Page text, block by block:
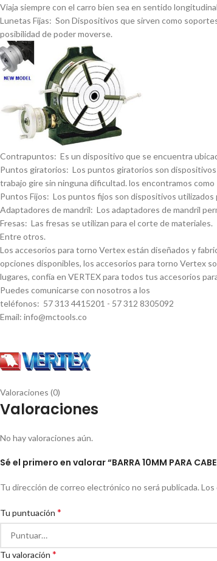
Viaja siempre con el carro bien sea en sentido
Lunetas Fijas: Son Dispositivos que sirven como
posibilidad de poder moverse.
Contrapuntos: Es un dispositivo que se encuentra
Puntos giratorios: Los puntos giratorios son dispositivos
trabajo gire sin ninguna dificultad. los encontramos
Puntos Fijos: Los puntos fijos son dispositivos
Adaptadores de mandril: Los adaptadores de mandril
Fresas: Las fresas se utilizan para el corte de materiales.
Entre otros.
Los accesorios para torno Vertex están diseñados y
opciones disponibles, los accesorios para torno Vertex
lugares, confí­a en VERTEX para todos tus accesorios
Puedes comunicarse con nosotros a los
teléfonos: 57 313 4415201 - 57 312 8305092
Email: info@mctools.co
Valoraciones (0)
Valoraciones
No hay valoraciones aún.
Sé el primero en valorar “BARRA 10MM PARA
Tu dirección de correo electrónico no será publicada. Los
Tu puntuación *
Tu valoración *